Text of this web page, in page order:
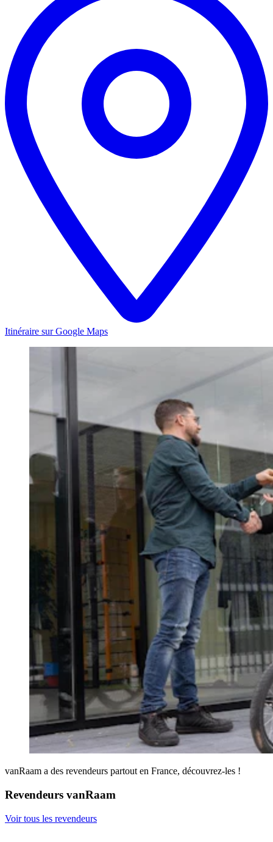
Itinéraire sur Google Maps
vanRaam a des revendeurs partout en France, découvrez-les !
Revendeurs vanRaam
Voir tous les revendeurs